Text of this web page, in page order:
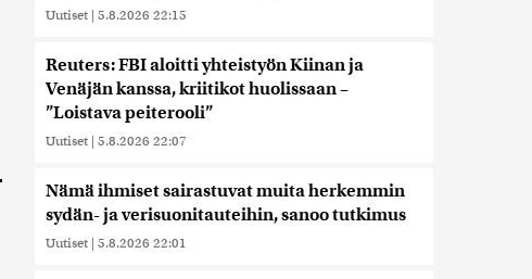
Uutiset | 5.8.2026 22:15
Reuters: FBI aloitti yhteistyön Kiinan ja
Venäjän kanssa, kriitikot huolissaan –
”Loistava peiterooli”
Uutiset | 5.8.2026 22:07
Nämä ihmiset sairastuvat muita herkemmin
sydän- ja verisuonitauteihin, sanoo tutkimus
Uutiset | 5.8.2026 22:01